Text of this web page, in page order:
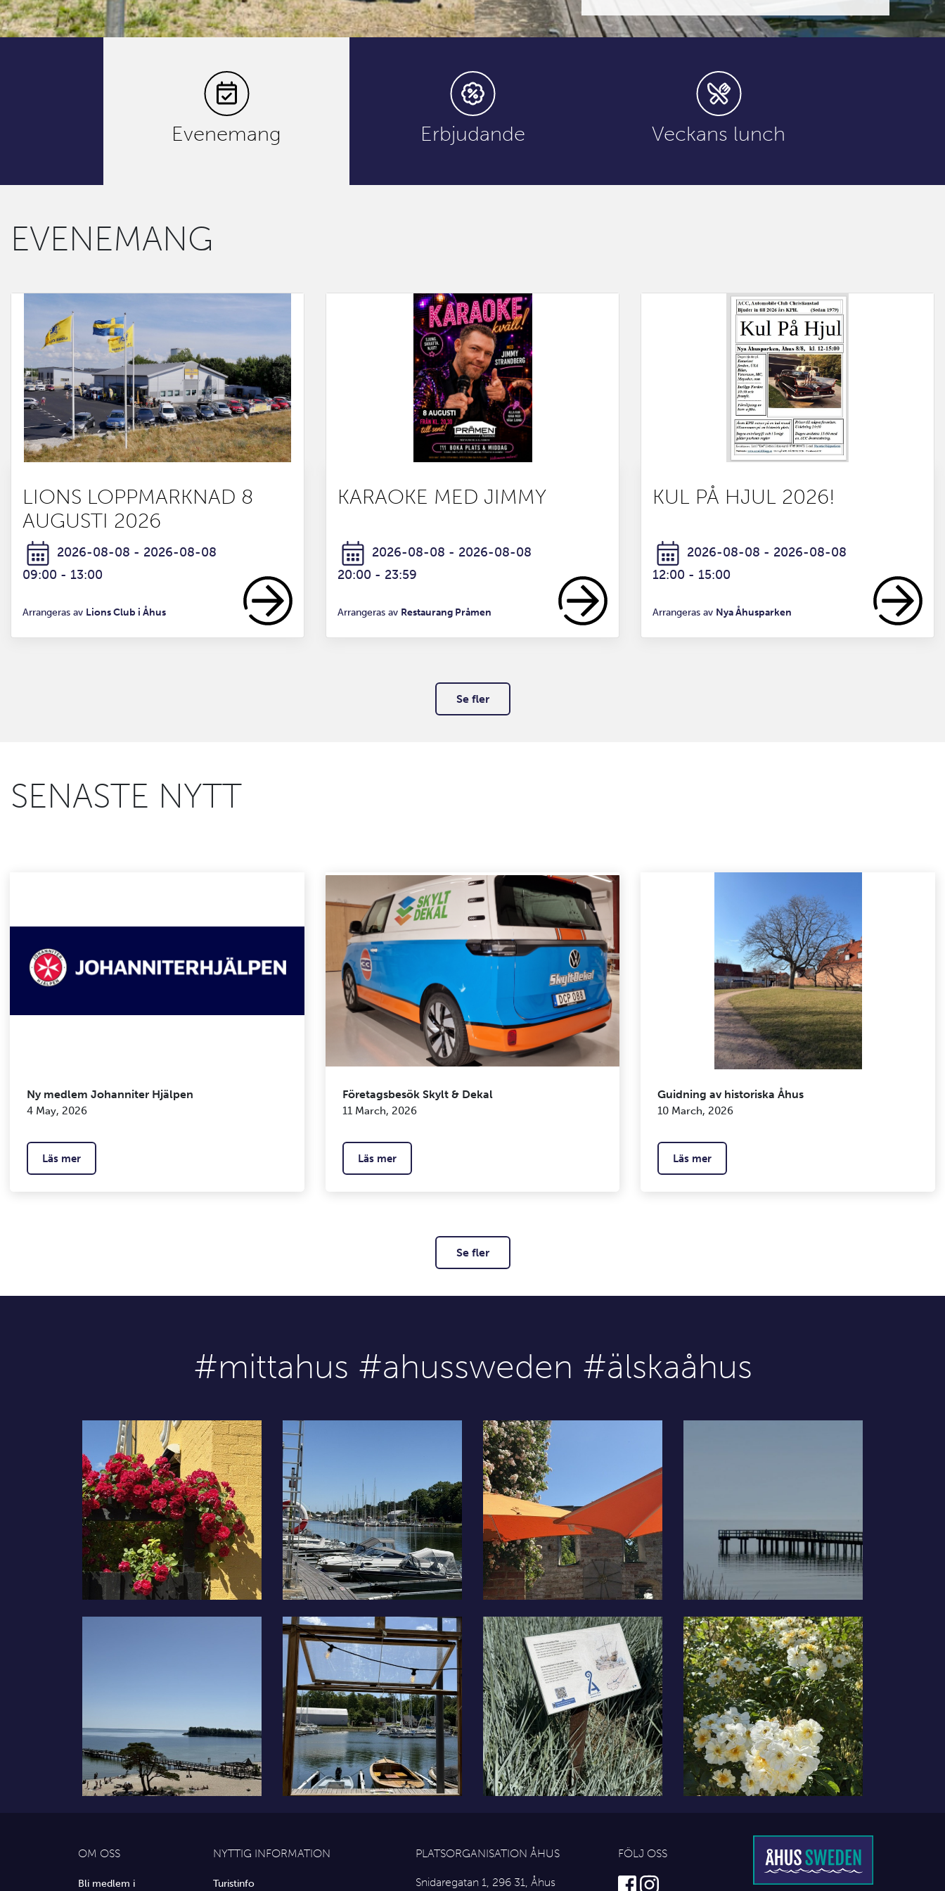
Evenemang Erbjudande Veckans lunch
EVENEMANG
LIONS LOPPMARKNAD 8
AUGUSTI 2026
2026-08-08 - 2026-08-08
09:00 - 13:00
Arrangeras av Lions Club i Åhus
KARAOKE MED JIMMY
2026-08-08 - 2026-08-08
20:00 - 23:59
Arrangeras av Restaurang Pråmen
KUL PÅ HJUL 2026!
2026-08-08 - 2026-08-08
12:00 - 15:00
Arrangeras av Nya Åhusparken
Se fler
SENASTE NYTT
Ny medlem Johanniter Hjälpen
4 May, 2026
Läs mer
Företagsbesök Skylt & Dekal
11 March, 2026
Läs mer
Guidning av historiska Åhus
10 March, 2026
Läs mer
Se fler
#mittahus #ahussweden #älskaåhus
OM OSS
Bli medlem i
NYTTIG INFORMATION
Turistinfo
PLATSORGANISATION ÅHUS
Snidaregatan 1, 296 31, Åhus
FÖLJ OSS